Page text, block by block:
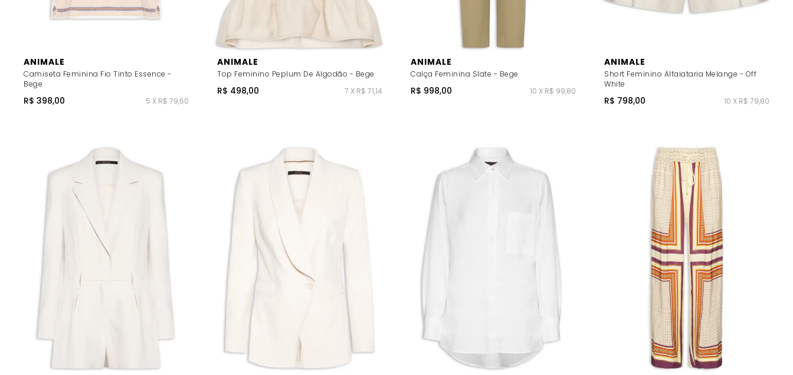
ANIMALE
Camiseta Feminina Fio Tinto Essence -
Bege
R$ 398,00 5 X R$ 79,60
ANIMALE
Top Feminino Peplum De Algodão - Bege
R$ 498,00 7 X R$ 71,14
ANIMALE
Calça Feminina Slate - Bege
R$ 998,00 10 X R$ 99,80
ANIMALE
Short Feminino Alfaiataria Melange - Off
White
R$ 798,00 10 X R$ 79,80